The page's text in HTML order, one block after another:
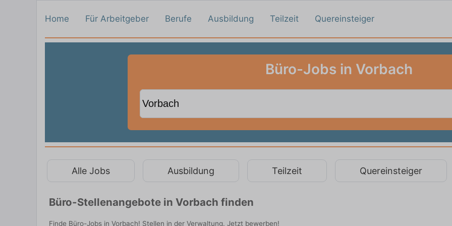
Home Für Arbeitgeber Berufe Ausbildung Teilzeit Quereinsteiger
Büro-Jobs in Vorbach
Alle Jobs Ausbildung Teilzeit Quereinsteiger
Büro-Stellenangebote in Vorbach finden
Finde Büro-Jobs in Vorbach! Stellen in der Verwaltung. Jetzt bewerben!